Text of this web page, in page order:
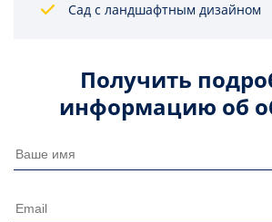
Сад с ландшафтным дизайном
Получить
информацию об